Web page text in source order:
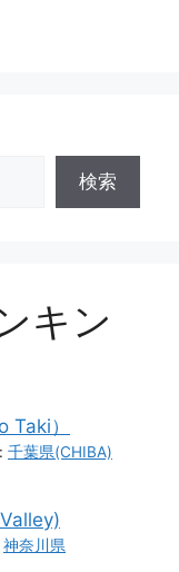
検索
キン
Taki）
千葉県(CHIBA)
神奈川県